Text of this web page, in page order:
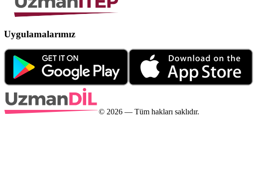
Uygulamalarımız
© 2026 — Tüm hakları saklıdır.